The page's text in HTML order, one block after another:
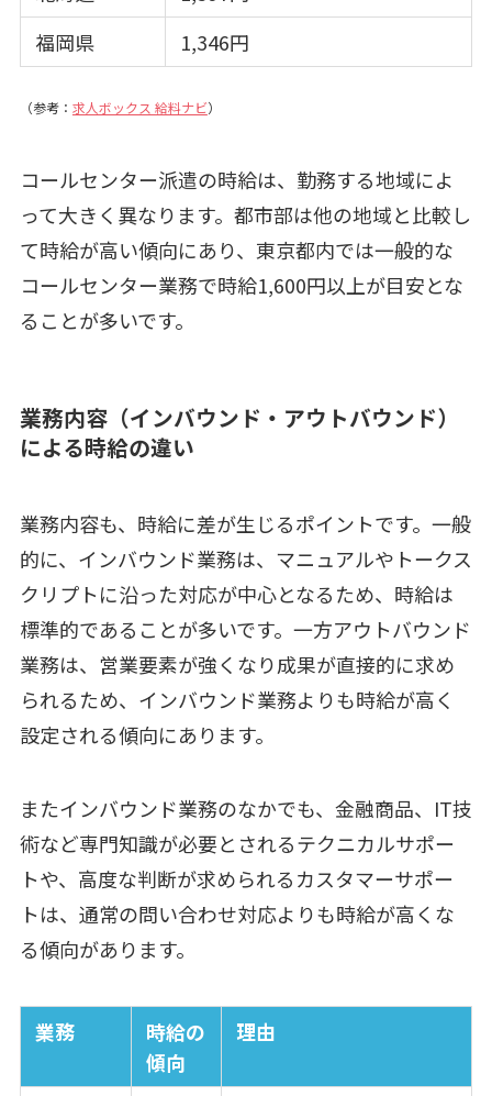
福岡県
1,346円
（参考： 求人ボックス 給料ナビ）
コールセンター派遣の時給は、勤務する地域によ
って大きく異なります。都市部は他の地域と比較し
て時給が高い傾向にあり、東京都内では一般的な
コールセンター業務で時給1,600円以上が目安とな
ることが多いです。
業務内容（インバウンド・アウトバウンド）
による時給の違い
業務内容も、時給に差が生じるポイントです。一般
的に、インバウンド業務は、マニュアルやトークス
クリプトに沿った対応が中心となるため、時給は
標準的であることが多いです。一方アウトバウンド
業務は、営業要素が強くなり成果が直接的に求め
られるため、インバウンド業務よりも時給が高く
設定される傾向にあります。
またインバウンド業務のなかでも、金融商品、IT技
術など専門知識が必要とされるテクニカルサポー
トや、高度な判断が求められるカスタマーサポー
トは、通常の問い合わせ対応よりも時給が高くな
る傾向があります。
業務
時給の
傾向
理由